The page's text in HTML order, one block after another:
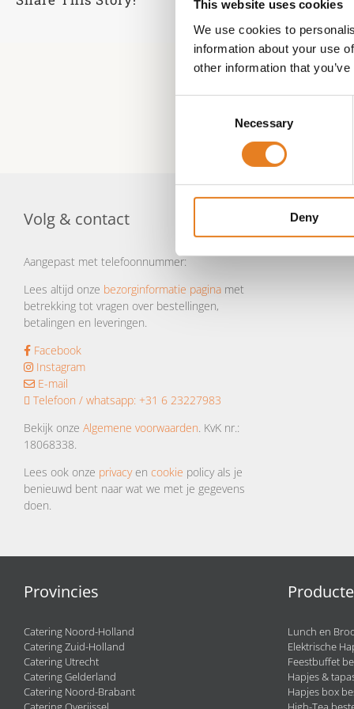
This website uses cookies
We use cookies to
information about your use
other information that
Necessary
Deny
Volg & contact
Aangepast met telefoonnummer:
Lees altijd onze bezorginformatie pagina met
betrekking tot vragen over bestellingen,
betalingen en leveringen.
Facebook
Instagram
E-mail
Telefoon / whatsapp: +31 6 23227983
Bekijk onze Algemene voorwaarden. KvK nr.:
18068338.
Lees ook onze privacyen cookie policy als je
benieuwd bent naar wat we met je gegevens
doen.
Provincies
Catering Noord-Holland
Catering Zuid-Holland
Catering Utrecht
Catering Gelderland
Catering Noord-Brabant
Lunch en
Elektrische
Feestbuffet
Hapjes &
Hapjes box